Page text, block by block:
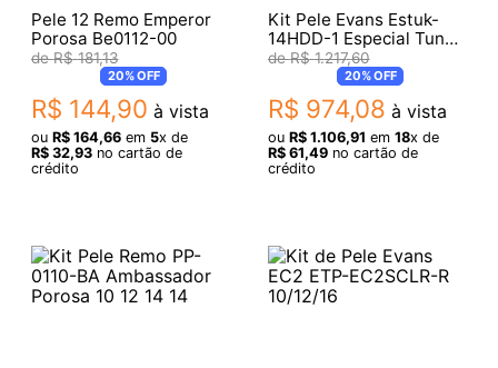
Pele 12 Remo Emperor
Porosa Be0112-00
R$ 181,13
20%OFF
R$ 144,90 à vista
ou R$ 164,66em 5x de
R$ 32,93no cartão de
crédito
Kit Pele Evans Estuk-
14HDD-1 Especial Tune
UP 034953
R$ 1.217,60
20%OFF
R$ 974,08 à vista
ou R$ 1.106,91 em 18x de
R$ 61,49no cartão de
crédito